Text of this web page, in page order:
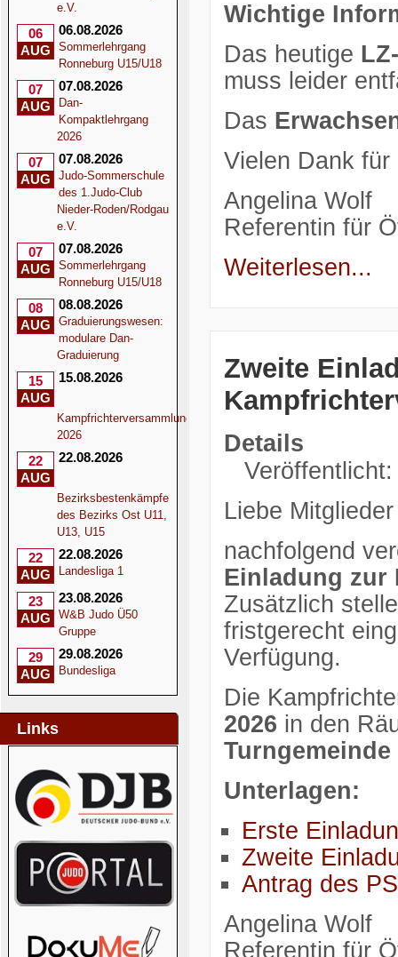
e.V.
06
AUG
06.08.2026
Sommerlehrgang
Ronneburg U15/U18
07
AUG
07.08.2026
Dan-
Kompaktlehrgang
2026
07
AUG
07.08.2026
Judo-Sommerschule
des 1.Judo-Club
Nieder-Roden/Rodgau
e.V.
07
AUG
07.08.2026
Sommerlehrgang
Ronneburg U15/U18
08
AUG
08.08.2026
Graduierungswesen:
modulare Dan-
Graduierung
15
AUG
15.08.2026
Kampfrichterversammlung
2026
22
AUG
22.08.2026
Bezirksbestenkämpfe
des Bezirks Ost U11,
U13, U15
22
AUG
22.08.2026
Landesliga 1
23
AUG
23.08.2026
W&B Judo Ü50
Gruppe
29
AUG
29.08.2026
Bundesliga
Links
Wichtige
Das heutige
muss leider
Das
Vielen Dank für
Angelina Wolf
Referentin für
Weiterlesen...
Zweite
Details
Liebe
nachfolgend
Einladung zur
Zusätzlich
fristgerecht
Verfügung.
Die
2026 in den
Turngemeinde
Unterlagen:
Erste
Zweite
Antrag des
Angelina Wolf
Referentin für